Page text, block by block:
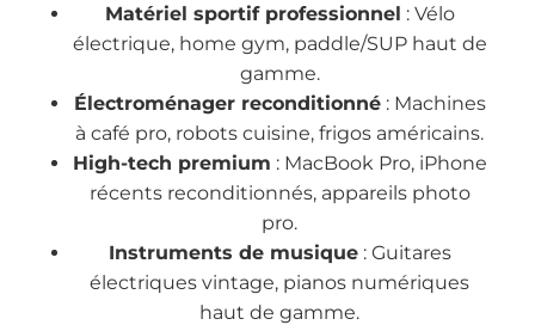
Matériel sportif professionnel : Vélo
électrique, home gym, paddle/SUP haut de
gamme.
Électroménager reconditionné: Machines
à café pro, robots cuisine, frigos américains.
High-tech premium : MacBook Pro, iPhone
récents reconditionnés, appareils photo
pro.
Instruments de musique: Guitares
électriques vintage, pianos numériques
haut de gamme.